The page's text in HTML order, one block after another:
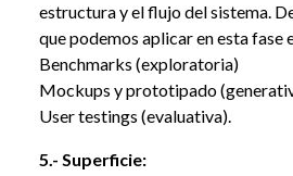
estructura y el flujo del sistema.
que podemos aplicar en esta fase
Benchmarks (exploratoria)
Mockups y prototipado
User testings (evaluativa).
5.- Superficie: